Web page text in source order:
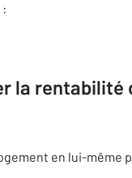
la rentabilité
en lui-même